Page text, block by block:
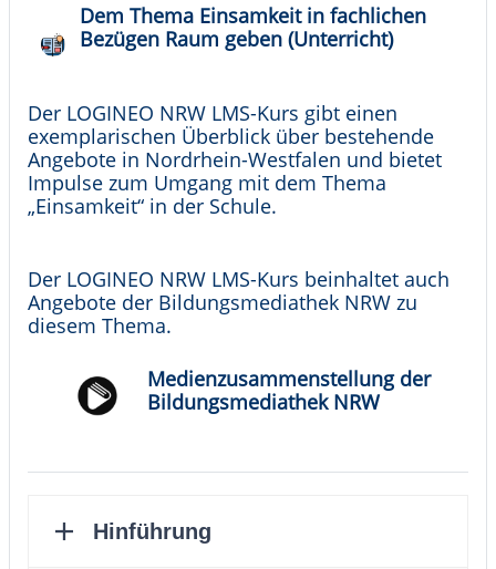
Dem Thema Einsamkeit in fachlichen
Bezügen Raum geben (Unterricht)
Der LOGINEO NRW LMS-Kurs gibt einen
exemplarischen Überblick über bestehende
Angebote in Nordrhein-Westfalen und bietet
Impulse zum Umgang mit dem Thema
„Einsamkeit“ in der Schule.
Der LOGINEO NRW LMS-Kurs beinhaltet auch
Angebote der Bildungsmediathek NRW zu
diesem Thema.
Medienzusammenstellung der
Bildungsmediathek NRW